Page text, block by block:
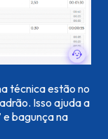
técnica estão no
Isso ajuda a
bagunça na